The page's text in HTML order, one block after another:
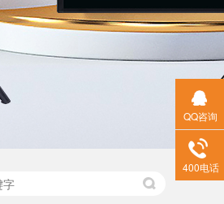
QQ咨询
400电话